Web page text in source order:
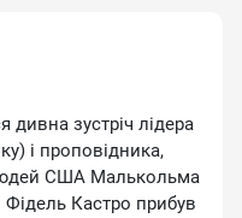
дивна зустріч лідера
і проповідника,
США Малькольма
Кастро прибув